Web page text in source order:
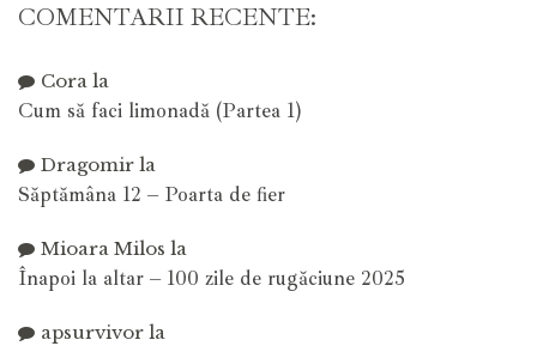
COMENTARII RECENTE:
Cora la
Cum să faci limonadă (Partea 1)
Dragomir la
Săptămâna 12 – Poarta de fier
Mioara Milos la
Înapoi la altar – 100 zile de rugăciune 2025
apsurvivor la